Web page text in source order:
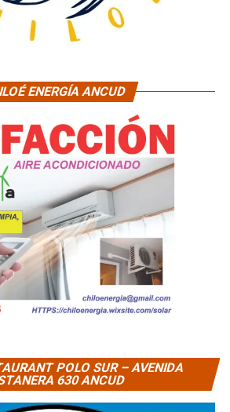
ENERGÍA ANCUD
POLO SUR – AVENIDA
630 ANCUD